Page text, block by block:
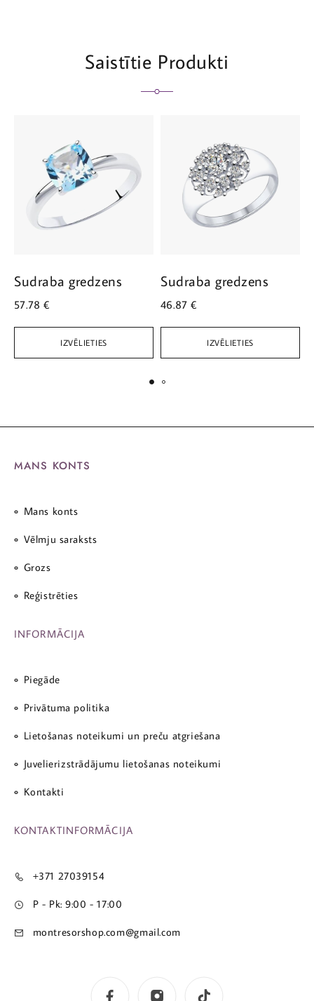
Saistītie Produkti
IZVĒLIETIES
Sudraba gredzens
57.78 €
IZVĒLIETIES
Sudraba gredzens
46.87 €
MANS KONTS
Mans konts
Vēlmju saraksts
Grozs
Reģistrēties
INFORMĀCIJA
Piegāde
Privātuma politika
Lietošanas noteikumi un preču atgriešana
Juvelierizstrādājumu lietošanas noteikumi
Kontakti
KONTAKTINFORMĀCIJA
+371 27039154
P - Pk: 9:00 - 17:00
montresorshop.com@gmail.com